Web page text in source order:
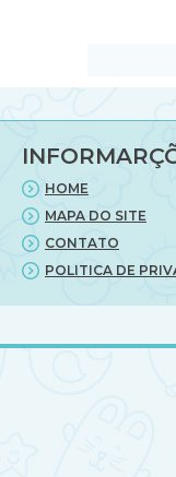
HOME
MAPA DO SITE
CONTATO
POLITICA DE